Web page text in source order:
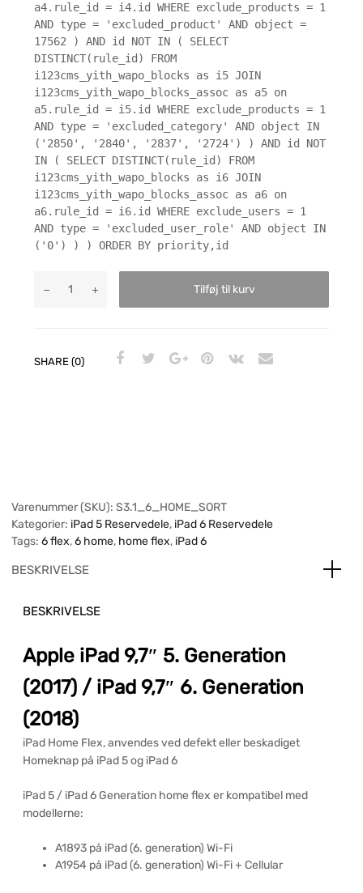
a4.rule_id = i4.id WHERE exclude_products = 1
AND type = 'excluded_product' AND object =
17562 ) AND id NOT IN ( SELECT
DISTINCT(rule_id) FROM
i123cms_yith_wapo_blocks as i5 JOIN
i123cms_yith_wapo_blocks_assoc as a5 on
a5.rule_id = i5.id WHERE exclude_products = 1
AND type = 'excluded_category' AND object IN
('2850', '2840', '2837', '2724') ) AND id NOT
IN ( SELECT DISTINCT(rule_id) FROM
i123cms_yith_wapo_blocks as i6 JOIN
i123cms_yith_wapo_blocks_assoc as a6 on
a6.rule_id = i6.id WHERE exclude_users = 1
AND type = 'excluded_user_role' AND object IN
('0') ) ) ORDER BY priority,id
Tilføj til kurv
SHARE (0)
Varenummer (SKU): S3.1_6_HOME_SORT
Kategorier: iPad 5 Reservedele, iPad 6 Reservedele
Tags: 6 flex,6 home, home flex, iPad 6
BESKRIVELSE
BESKRIVELSE
Apple iPad 9,7″ 5. Generation
(2017) / iPad 9,7″ 6. Generation
(2018)
iPad Home Flex, anvendes ved defekt eller beskadiget
Homeknap på iPad 5 og iPad 6
iPad 5 / iPad 6 Generation home flex er kompatibel med
modellerne:
A1893 på iPad (6. generation) Wi-Fi
A1954 på iPad (6. generation) Wi-Fi + Cellular